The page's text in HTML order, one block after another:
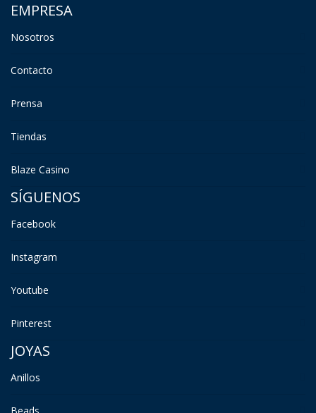
EMPRESA
Nosotros
Contacto
Prensa
Tiendas
Blaze Casino
SÍGUENOS
Facebook
Instagram
Youtube
Pinterest
JOYAS
Anillos